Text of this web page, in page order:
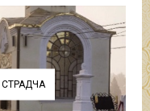
СТРАДЧА